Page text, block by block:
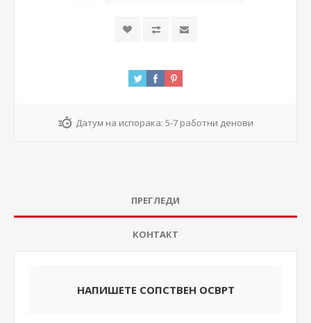
Датум на испорака: 5-7 работни денови
ПРЕГЛЕДИ
КОНТАКТ
НАПИШЕТЕ СОПСТВЕН ОСВРТ